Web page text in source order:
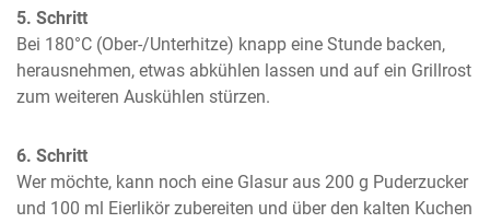
5. Schritt
Bei 180°C (Ober-/Unterhitze) knapp eine Stunde backen,
herausnehmen, etwas abkühlen lassen und auf ein Grillrost
zum weiteren Auskühlen stürzen.
6. Schritt
Wer möchte, kann noch eine Glasur aus 200 g Puderzucker
und 100 ml Eierlikör zubereiten und über den kalten Kuchen